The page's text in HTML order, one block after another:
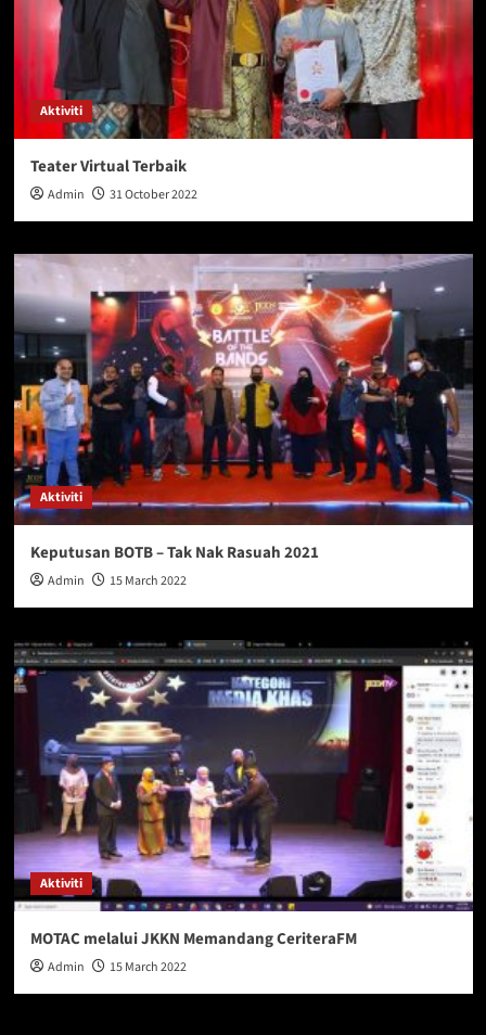
Aktiviti
Teater Virtual Terbaik
Admin 31 October 2022
Aktiviti
Keputusan BOTB – Tak Nak Rasuah 2021
Admin 15 March 2022
Aktiviti
MOTAC melalui JKKN Memandang CeriteraFM
Admin 15 March 2022